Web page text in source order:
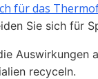
für das
Sie sich für
recyceln.